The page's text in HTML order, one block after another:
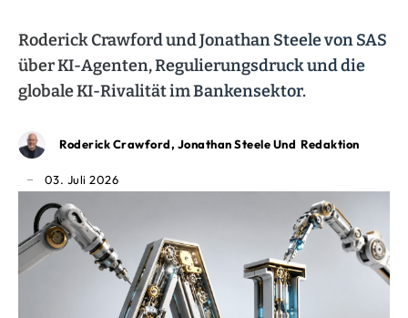
Roderick Crawford und Jonathan Steele von SAS
über KI-Agenten, Regulierungsdruck und die
globale KI-Rivalität im Bankensektor.
Roderick Crawford, Jonathan Steele Und Redaktion
03. Juli 2026